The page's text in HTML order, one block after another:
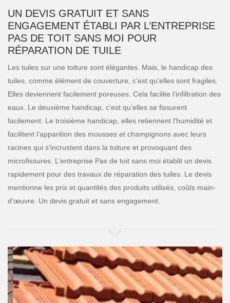
UN DEVIS GRATUIT ET SANS
ENGAGEMENT ÉTABLI PAR L’ENTREPRISE
PAS DE TOIT SANS MOI POUR
RÉPARATION DE TUILE
Les tuiles sur une toiture sont élégantes. Mais, le handicap des
tuiles, comme élément de couverture, c’est qu’elles sont fragiles.
Elles deviennent facilement poreuses. Cela facilite l’infiltration des
eaux. Le deuxième handicap, c’est qu’elles se fissurent
facilement. Le troisième handicap, elles retiennent l’humidité et
facilitent l’apparition des mousses et champignons avec leurs
racines qui s’incrustent dans la toiture et provoquant des
microfissures. L’entreprise Pas de toit sans moi établit un devis
rapidement pour des travaux de réparation des tuiles. Le devis
mentionne les prix et quantités des produits utilisés, coûts main-
d’œuvre. Un devis gratuit et sans engagement.